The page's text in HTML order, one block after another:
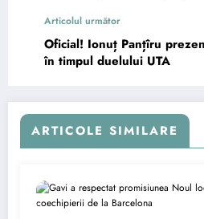
Articolul următor
Oficial! Ionuț Panțîru
în timpul duelului UTA
ARTICOLE SIMILARE